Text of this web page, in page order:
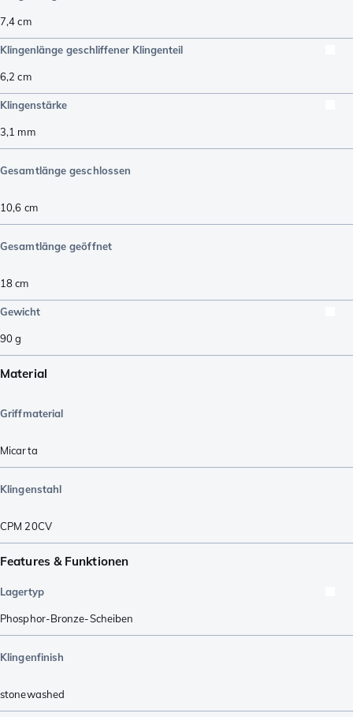
7,4cm
Klingenlänge geschliffener Klingenteil
6,2 cm
Klingenstärke
3,1 mm
Gesamtlänge geschlossen
10,6 cm
Gesamtlänge geöffnet
18cm
Gewicht
90g
Material
Griffmaterial
Micarta
Klingenstahl
CPM 20CV
Features & Funktionen
Lagertyp
Phosphor-Bronze-Scheiben
Klingenfinish
stonewashed